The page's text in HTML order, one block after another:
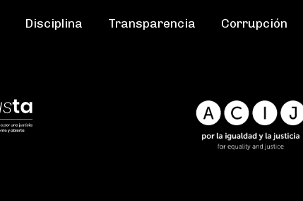
Disciplina Transparencia Corrupción